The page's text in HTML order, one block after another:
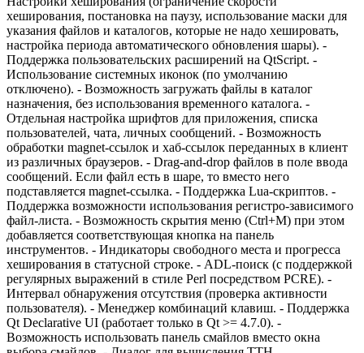
хеширования, постановка на паузу, использование маски для
указания файлов и каталогов, которые не надо хешировать,
настройка периода автоматического обновления шары). -
Поддержка пользовательских расширений на QtScript. -
Использование системных иконок (по умолчанию
отключено). - Возможность загружать файлы в каталог
назначения, без использования временного каталога. -
Отдельная настройка шрифтов для приложения, списка
пользователей, чата, личных сообщений. - Возможность
обработки magnet-ссылок и хаб-ссылок переданных в клиент
из различных браузеров. - Drag-and-drop файлов в поле ввода
сообщений. Если файл есть в шаре, то вместо него
подставляется magnet-ссылка. - Поддержка Lua-скриптов. -
Поддержка возможности использования регистро-зависимого
файл-листа. - Возможность скрытия меню (Ctrl+M) при этом
добавляется соответствующая кнопка на панель
инструментов. - Индикаторы свободного места и прогресса
хеширования в статусной строке. - ADL-поиск (с поддержкой
регулярных выражений в стиле Perl посредством PCRE). -
Интервал обнаружения отсутствия (проверка активности
пользователя). - Менеджер комбинаций клавиш. - Поддержка
Qt Declarative UI (работает только в Qt >= 4.7.0). -
Возможность использовать панель смайлов вместо окна